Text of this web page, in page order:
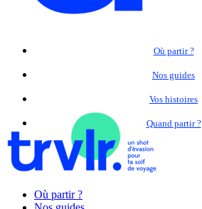
Où partir ?
Nos guides
Vos histoires
Quand partir ?
Où partir ?